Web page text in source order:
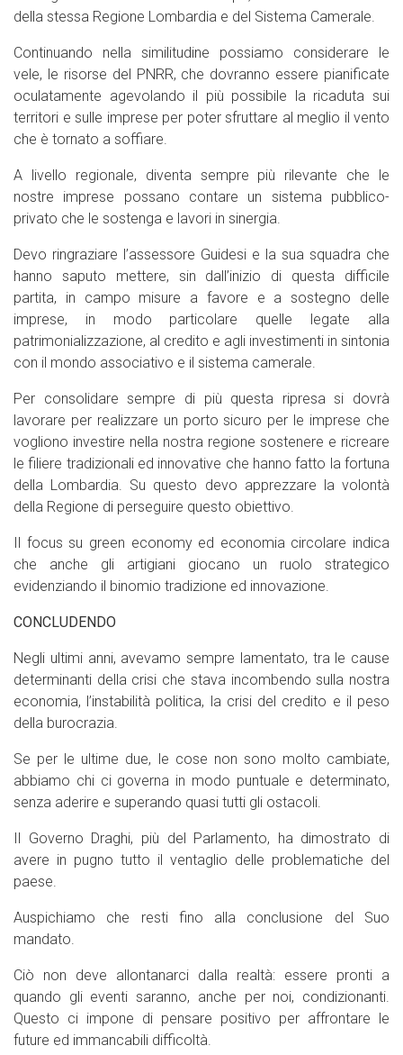
della stessa Regione Lombardia e del Sistema Camerale.
Continuando nella similitudine possiamo considerare le
vele, le risorse del PNRR, che dovranno essere pianificate
oculatamente agevolando il più possibile la ricaduta sui
territori e sulle imprese per poter sfruttare al meglio il vento
che è tornato a soffiare.
A livello regionale, diventa sempre più rilevante che le
nostre imprese possano contare un sistema pubblico-
privato che le sostenga e lavori in sinergia.
Devo ringraziare l’assessore Guidesi e la sua squadra che
hanno saputo mettere, sin dall’inizio di questa difficile
partita, in campo misure a favore e a sostegno delle
imprese, in modo particolare quelle legate alla
patrimonializzazione, al credito e agli investimenti in sintonia
con il mondo associativo e il sistema camerale.
Per consolidare sempre di più questa ripresa si dovrà
lavorare per realizzare un porto sicuro per le imprese che
vogliono investire nella nostra regione sostenere e ricreare
le filiere tradizionali ed innovative che hanno fatto la fortuna
della Lombardia. Su questo devo apprezzare la volontà
della Regione di perseguire questo obiettivo.
Il focus su green economy ed economia circolare indica
che anche gli artigiani giocano un ruolo strategico
evidenziando il binomio tradizione ed innovazione.
CONCLUDENDO
Negli ultimi anni, avevamo sempre lamentato, tra le cause
determinanti della crisi che stava incombendo sulla nostra
economia, l’instabilità politica, la crisi del credito e il peso
della burocrazia.
Se per le ultime due, le cose non sono molto cambiate,
abbiamo chi ci governa in modo puntuale e determinato,
senza aderire e superando quasi tutti gli ostacoli.
Il Governo Draghi, più del Parlamento, ha dimostrato di
avere in pugno tutto il ventaglio delle problematiche del
paese.
Auspichiamo che resti fino alla conclusione del Suo
mandato.
Ciò non deve allontanarci dalla realtà: essere pronti a
quando gli eventi saranno, anche per noi, condizionanti.
Questo ci impone di pensare positivo per affrontare le
future ed immancabili difficoltà.